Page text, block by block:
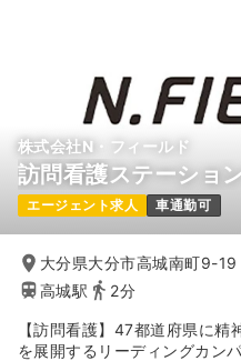
株式会社N・フィールド
訪問看護ステーショ
エージェント求人 車通勤可
大分県大分市高城南町9-
高城駅
2分
【訪問看護】47都道府県に
を展開するリーディングカンパ